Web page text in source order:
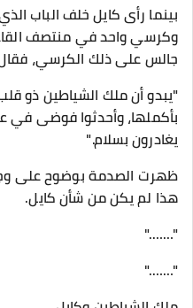
بينما رأى كايل خلف الباب
وكرسي واحد في منتصف
جالس على ذلك الكرسي،
"يبدو أن ملك الشياطين ذو
بأكملها، وأحدثوا فوضى في
يغادرون بسلام."
ظهرت الصدمة بوضوح على
هذا لم يكن من شأن كايل.
"……."
"……."